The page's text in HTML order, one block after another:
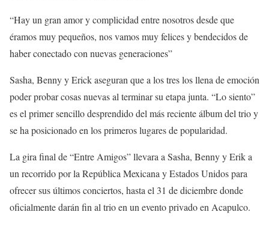
“Hay un gran amor y complicidad entre nosotros desde que
éramos muy pequeños, nos vamos muy felices y bendecidos de
haber conectado con nuevas generaciones”
Sasha, Benny y Erick aseguran que a los tres los llena de emoción
poder probar cosas nuevas al terminar su etapa junta. “Lo siento”
es el primer sencillo desprendido del más reciente álbum del trio y
se ha posicionado en los primeros lugares de popularidad.
La gira final de “Entre Amigos” llevara a Sasha, Benny y Erik a
un recorrido por la República Mexicana y Estados Unidos para
ofrecer sus últimos conciertos, hasta el 31 de diciembre donde
oficialmente darán fin al trio en un evento privado en Acapulco.